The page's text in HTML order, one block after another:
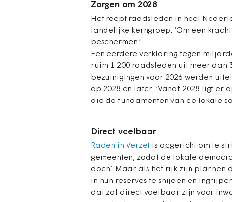
Zorgen om 2028
Het roept raadsleden in heel
landelijke kerngroep. ‘Om een
beschermen.’
Een eerdere verklaring tegen
ruim 1.200 raadsleden uit meer dan
bezuinigingen voor 2026 werden
op 2028 en later. ‘Vanaf 2028 ligt
die de fundamenten van de lokale
Direct voelbaar
Raden in Verzet is opgericht om te
gemeenten, zodat de lokale
doen’. Maar als het rijk zijn plannen
in hun reserves te snijden en
dat zal direct voelbaar zijn voor